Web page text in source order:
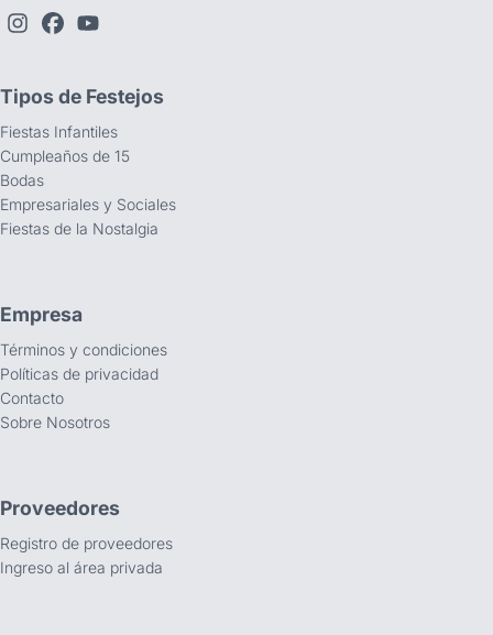
Tipos de Festejos
Fiestas Infantiles
Cumpleaños de 15
Bodas
Empresariales y Sociales
Fiestas de la Nostalgia
Empresa
Términos y condiciones
Políticas de privacidad
Contacto
Sobre Nosotros
Proveedores
Registro de proveedores
Ingreso al área privada